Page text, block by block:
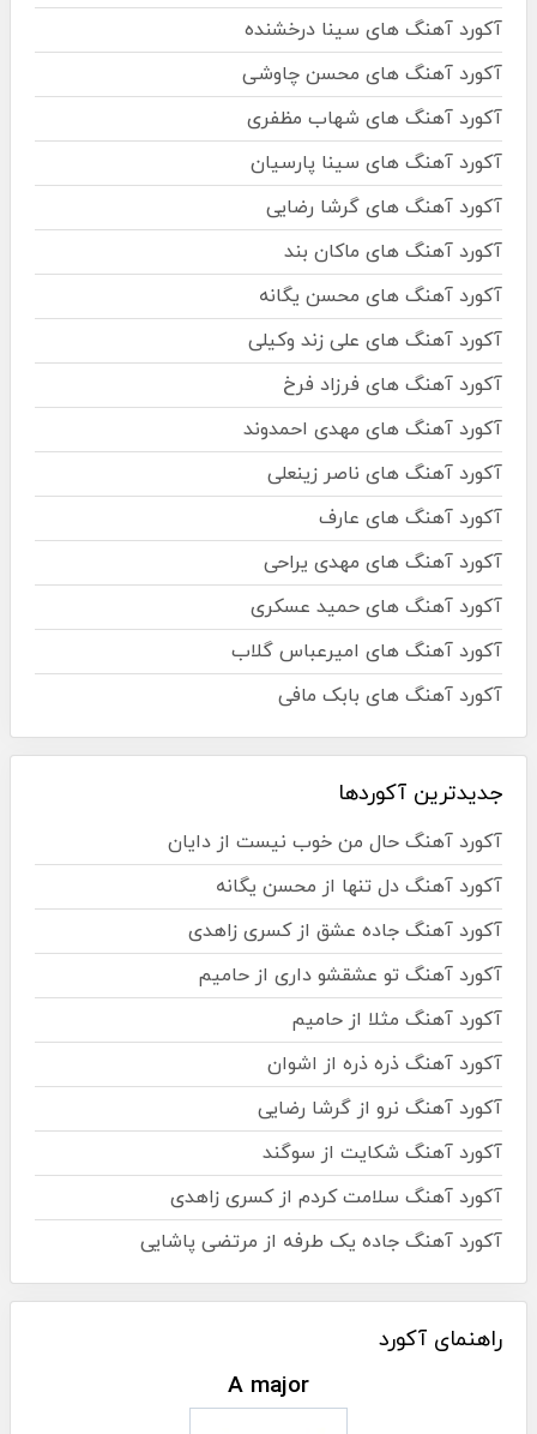
آکورد آهنگ های سینا درخشنده
آکورد آهنگ های محسن چاوشی
آکورد آهنگ های شهاب مظفری
آکورد آهنگ های سینا پارسیان
آکورد آهنگ های گرشا رضایی
آکورد آهنگ های ماکان بند
آکورد آهنگ های محسن یگانه
آکورد آهنگ های علی زند وکیلی
آکورد آهنگ های فرزاد فرخ
آکورد آهنگ های مهدی احمدوند
آکورد آهنگ های ناصر زینعلی
آکورد آهنگ های عارف
آکورد آهنگ های مهدی یراحی
آکورد آهنگ های حمید عسکری
آکورد آهنگ های امیرعباس گلاب
آکورد آهنگ های بابک مافی
جدیدترین آکوردها
آکورد آهنگ حال من خوب نیست از دایان
آکورد آهنگ دل تنها از محسن یگانه
آکورد آهنگ جاده عشق از کسری زاهدی
آکورد آهنگ تو عشقشو داری از حامیم
آکورد آهنگ مثلا از حامیم
آکورد آهنگ ذره ذره از اشوان
آکورد آهنگ نرو از گرشا رضایی
آکورد آهنگ شکایت از سوگند
آکورد آهنگ سلامت کردم از کسری زاهدی
آکورد آهنگ جاده یک طرفه از مرتضی پاشایی
راهنمای آکورد
A major